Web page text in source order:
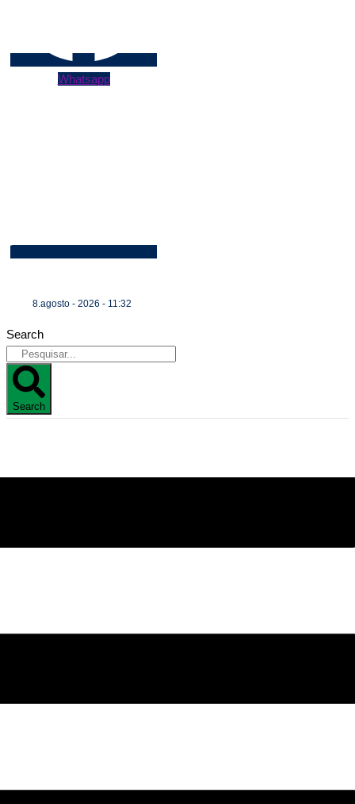
Whatsapp
8.agosto - 2026 - 11:32
Search
Search